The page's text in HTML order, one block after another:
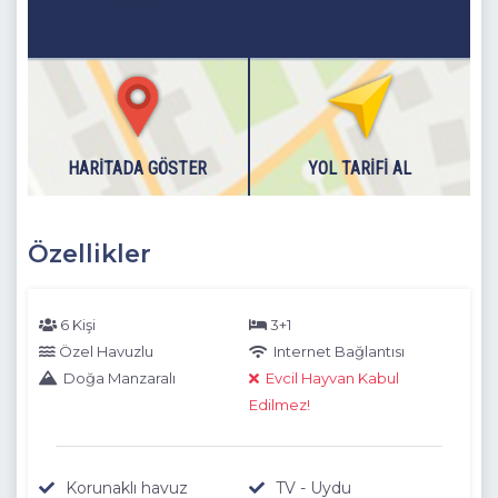
HARITADA GÖSTER YOL TARIFI AL
Özellikler
6 Kişi
3+1
Özel Havuzlu
Internet Bağlantısı
Doğa Manzaralı
Evcil Hayvan Kabul
Edilmez!
Korunaklı havuz TV - Uydu